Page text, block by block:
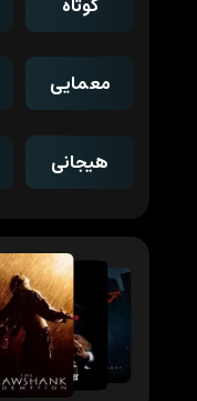
معمایی
هیجانی